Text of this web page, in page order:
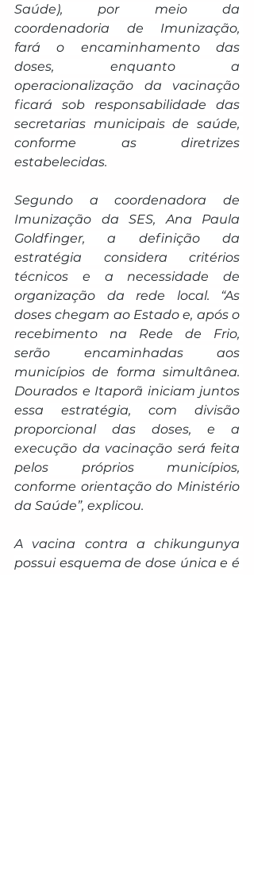
Saúde), por meio da
coordenadoria de Imunização,
fará o encaminhamento das
doses, enquanto a
operacionalização da vacinação
ficará sob responsabilidade das
secretarias municipais de saúde,
conforme as diretrizes
estabelecidas.
Segundo a coordenadora de
Imunização da SES, Ana Paula
Goldfinger, a definição da
estratégia considera critérios
técnicos e a necessidade de
organização da rede local. “As
doses chegam ao Estado e, após o
recebimento na Rede de Frio,
serão encaminhadas aos
municípios de forma simultânea.
Dourados e Itaporã iniciam juntos
essa estratégia, com divisão
proporcional das doses, e a
execução da vacinação será feita
pelos próprios municípios,
conforme orientação do Ministério
da Saúde”, explicou.
A vacina contra a chikungunya
possui esquema de dose única e é